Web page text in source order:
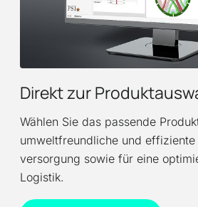
Direkt zur
Wählen Sie das passende
umwelt­freundliche und
versorgung sowie für eine
Logistik.